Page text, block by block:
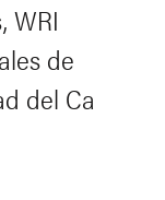
WRI
de
del Ca